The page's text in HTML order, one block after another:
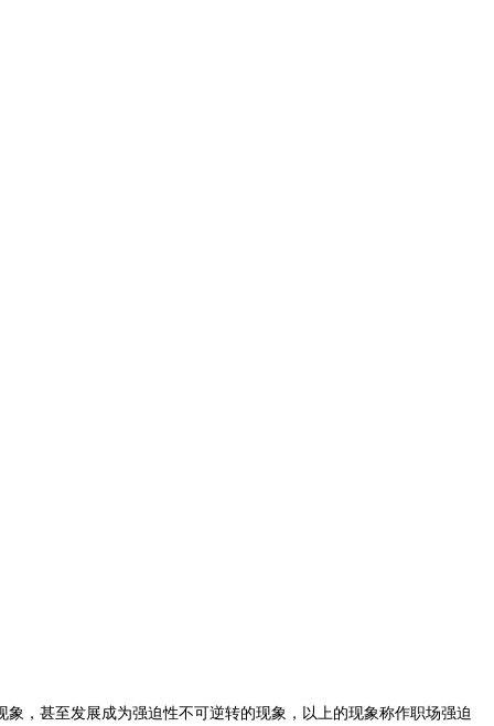
甚至发展成为强迫性不可逆转的现象，以上的现象称作职场强迫